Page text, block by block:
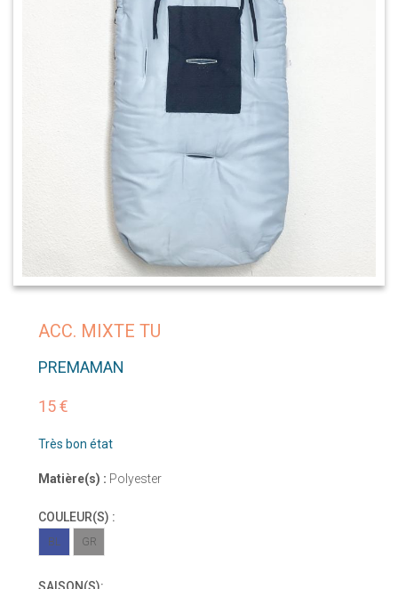
ACC. MIXTE TU
PREMAMAN
15 €
Très bon état
Matière(s) : Polyester
COULEUR(S) :
BL GR